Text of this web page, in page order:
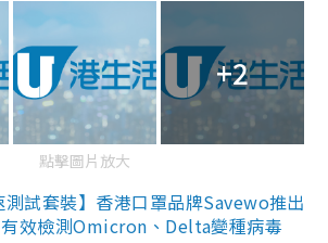
+2
點擊圖片放大
試套裝】香港口罩品牌Savewo推出
效檢測Omicron、Delta變種病毒